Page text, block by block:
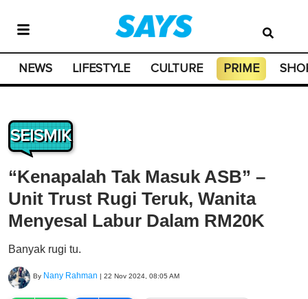
NEWS LIFESTYLE CULTURE PRIME
SEISMIK
“Kenapalah Tak Masuk ASB” –
Unit Trust Rugi Teruk, Wanita
Menyesal Labur Dalam RM20K
Banyak rugi tu.
By Nany Rahman | 22 Nov 2024, 08:05 AM